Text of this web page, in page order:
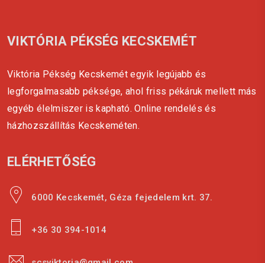
VIKTÓRIA PÉKSÉG KECSKEMÉT
Viktória Pékség Kecskemét egyik legújabb és
legforgalmasabb péksége, ahol friss pékáruk mellett más
egyéb élelmiszer is kapható. Online rendelés és
házhozszállítás Kecskeméten.
ELÉRHETŐSÉG
6000 Kecskemét, Géza fejedelem krt. 37.
+36 30 394-1014